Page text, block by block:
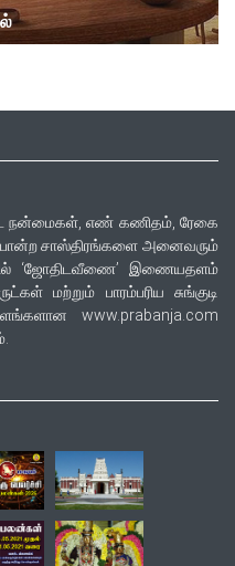
நன்மைகள், எண் கணிதம், ரேகை
சாஸ்திரங்களை அனைவரும்
‘ஜோதிடவீணை’ இணையதளம்
மற்றும் பாரம்பரிய சுங்குடி
www.prabanja.com